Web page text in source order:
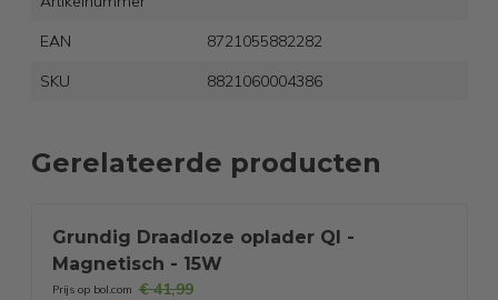
EAN
8721055882282
SKU
8821060004386
Gerelateerde producten
Grundig Draadloze oplader QI -
Magnetisch - 15W
Prijs op bol.com € 41,99